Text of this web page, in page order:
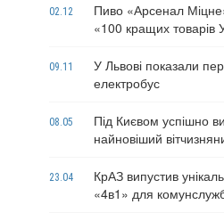
02.12
Пиво «Арсенал
«100 кращих товарів
09.11
У Львові показали
електробус
08.05
Під Києвом успішно
найновіший
23.04
КрАЗ випустив
«4в1» для